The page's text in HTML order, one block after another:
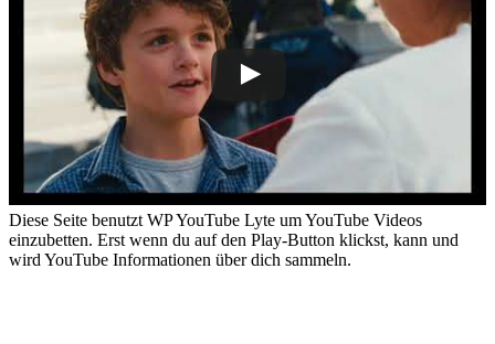
Diese Seite benutzt WP YouTube Lyte um YouTube Videos
einzubetten. Erst wenn du auf den Play-Button klickst, kann und
wird YouTube Informationen über dich sammeln.